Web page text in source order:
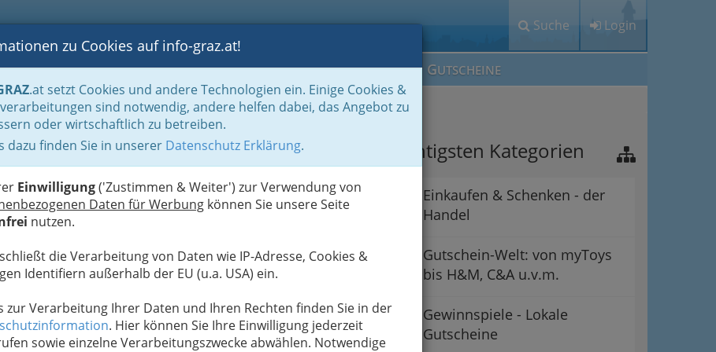
Suche Login
BLOGS FOTOS GASTRONOMIE BRANCHEN MEIN IG GUTSCHEINE
zu Cookies auf info-graz.at!
.at setzt Cookies und andere Technologien ein. Einige Cookies &
sind notwendig, andere helfen dabei, das Angebot zu
oder wirtschaftlich zu betreiben.
dazu finden Sie in unserer Datenschutz Erklärung.
Einwilligung('Zustimmen & Weiter') zur Verwendung von
Daten für Werbung können Sie unsere Seite
nutzen.
die Verarbeitung von Daten wie IP-Adresse, Cookies &
Identifiern außerhalb der EU (u.a. USA) ein.
zur Verarbeitung Ihrer Daten und Ihren Rechten finden Sie in der
. Hier können Sie Ihre Einwilligung jederzeit
sowie einzelne Verarbeitungszwecke abwählen. Notwendige
Die wichtigsten Kategorien
Einkaufen & Schenken - der
Handel
Gutschein-Welt: von myToys
bis H&M, C&A u.v.m.
Gewinnspiele - Lokale
Gutscheine